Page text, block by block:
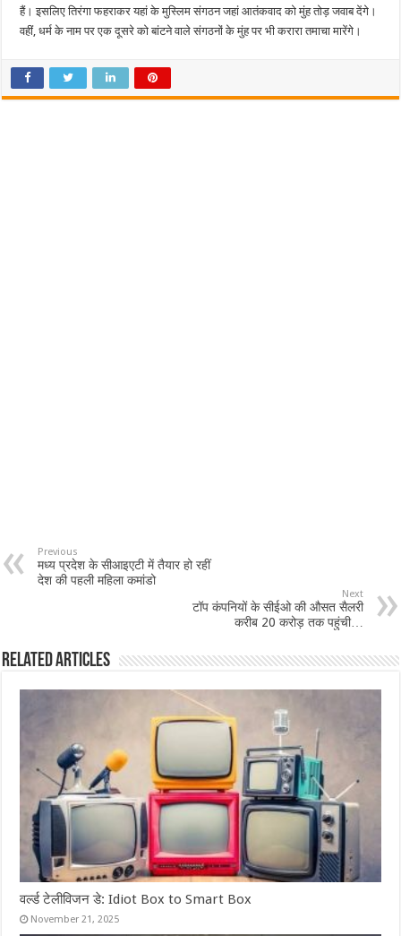
हैं। इसलिए तिरंगा फहराकर यहां के मुस्लिम संगठन जहां आतंकवाद को मुंह तोड़ जवाब देंगे।
वहीं, धर्म के नाम पर एक दूसरे को बांटने वाले संगठनों के मुंह पर भी करारा तमाचा मारेंगे।
Previous
मध्य प्रदेश के सीआइएटी में तैयार हो रहीं
देश की पहली महिला कमांडो
Next
टॉप कंपनियों के सीईओ की औसत सैलरी
करीब 20 करोड़ तक पहुंची…
Related Articles
वर्ल्ड टेलीविजन डे: Idiot Box to Smart Box
November 21, 2025